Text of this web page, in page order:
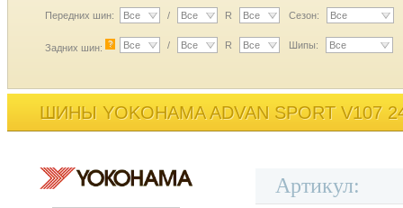
Передних шин: Все / Все R Все Сезон: Все
Задних шин: ? Все / Все R Все Шипы: Все
ШИНЫ YOKOHAMA ADVAN SPORT V107
Артикул: